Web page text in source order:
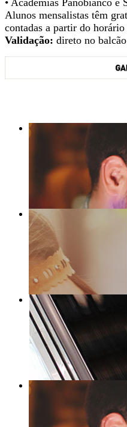
Alunos mensalistas têm
contadas a partir do horário
Validação: direto no